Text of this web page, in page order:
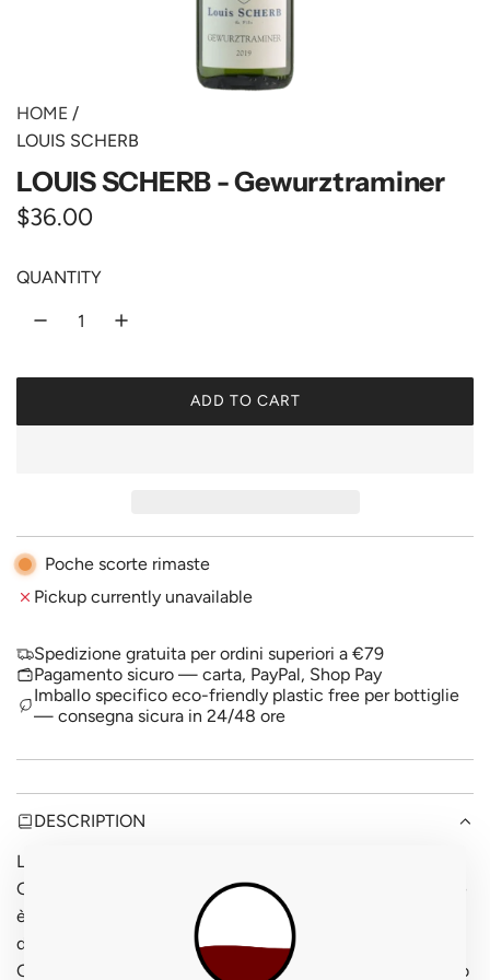
HOME /
LOUIS SCHERB
LOUIS SCHERB - Gewurztraminer
R
g
i
c
$36.00
QUANTITY
ADD TO CART
L
N
.
Poche scorte rimaste
Pickup currently unavailable
Spedizione gratuita per ordini superiori a €79
Pagamento sicuro — carta, PayPal, Shop Pay
Imballo specifico eco-friendly plastic free per bottiglie
— consegna sicura in 24/48 ore
DESCRIPTION
Louis Scherb è un produttore alsaziano che interpreta il
Gewürztraminer — il vitigno più iconico dell'Alsazia, dove
è chiamato semplicemente "Traminer" — nella tradizione
di questa regione di confine franco-tedesca. Il
Gewürztraminer alsaziano ha un carattere diverso dall'Alto